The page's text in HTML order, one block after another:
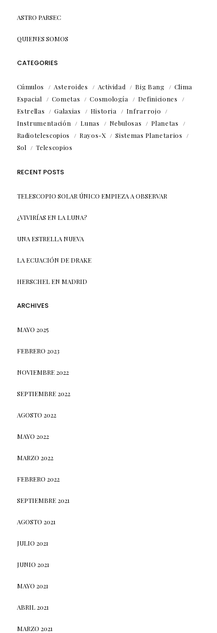
ASTRO PARSEC
QUIENES SOMOS
CATEGORIES
Cúmulos Asteroides Actividad Big Bang
Clima
Espacial
Cometas Cosmología
Definiciones
Estrellas
Galaxias Historia
Infrarrojo
Instrumentación
Lunas Nebulosas
Planetas
Radiotelescopios
Rayos-X
Sistemas Planetarios
Sol
Telescopios
RECENT POSTS
TELESCOPIO SOLAR ÚNICO EMPIEZA A OBSERVAR
¿VIVIRÍAS EN LA LUNA?
UNA ESTRELLA NUEVA
LA ECUACIÓN DE DRAKE
HERSCHEL EN MADRID
ARCHIVES
MAYO 2025
FEBRERO 2023
NOVIEMBRE 2022
SEPTIEMBRE 2022
AGOSTO 2022
MAYO 2022
MARZO 2022
FEBRERO 2022
SEPTIEMBRE 2021
AGOSTO 2021
JULIO 2021
JUNIO 2021
MAYO 2021
ABRIL 2021
MARZO 2021